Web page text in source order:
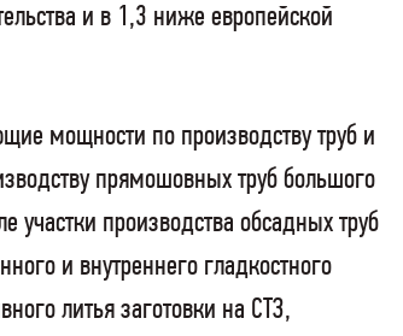
и в 1,3 ниже европейской
мощности по производству труб и
прямошовных труб большого
производства обсадных труб
и внутреннего гладкостного
литья заготовки на СТЗ,